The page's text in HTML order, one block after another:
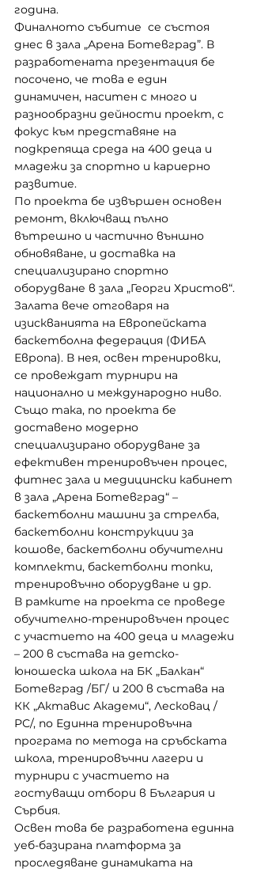
година.
Финалното събитие  се състоя
днес в зала „Арена Ботевград”. В
разработената презентация бе
посочено, че това е един
динамичен, наситен с много и
разнообразни дейности проект, с
фокус към представяне на
подкрепяща среда на 400 деца и
младежи за спортно и кариерно
развитие.
По проекта бе извършен основен
ремонт, включващ пълно
вътрешно и частично външно
обновяване, и доставка на
специализирано спортно
оборудване в зала „Георги Христов“.
Залата вече отговаря на
изискванията на Европейската
баскетболна федерация (ФИБА
Европа). В нея, освен тренировки,
се провеждат турнири на
национално и международно ниво.
Също така, по проекта бе
доставено модерно
специализирано оборудване за
ефективен тренировъчен процес,
фитнес зала и медицински кабинет
в зала „Арена Ботевград“ –
баскетболни машини за стрелба,
баскетболни конструкции за
кошове, баскетболни обучителни
комплекти, баскетболни топки,
тренировъчно оборудване и др.
В рамките на проекта се проведе
обучително-тренировъчен процес
с участието на 400 деца и младежи
– 200 в състава на детско-
юношеска школа на БК „Балкан“
Ботевград /БГ/ и 200 в състава на
КК „Актавис Академи“, Лесковац /
РС/, по Единна тренировъчна
програма по метода на сръбската
школа, тренировъчни лагери и
турнири с участието на
гостуващи отбори в България и
Сърбия.
Освен това бе разработена единна
уеб-базирана платформа за
проследяване динамиката на